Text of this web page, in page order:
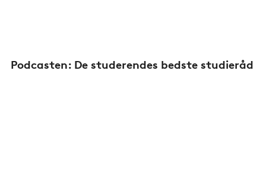
Podcasten: De studerendes bedste studieråd